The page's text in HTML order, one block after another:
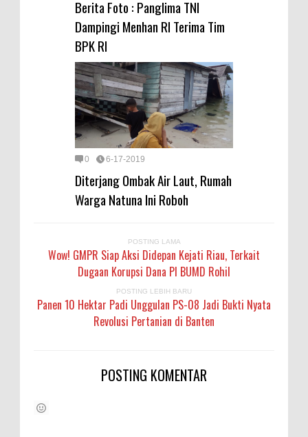
Berita Foto : Panglima TNI
Dampingi Menhan RI Terima Tim
BPK RI
0 6-17-2019
Diterjang Ombak Air Laut, Rumah
Warga Natuna Ini Roboh
POSTING LAMA
Wow! GMPR Siap Aksi Didepan Kejati Riau, Terkait
Dugaan Korupsi Dana PI BUMD Rohil
POSTING LEBIH BARU
Panen 10 Hektar Padi Unggulan PS-08 Jadi Bukti Nyata
Revolusi Pertanian di Banten
POSTING KOMENTAR